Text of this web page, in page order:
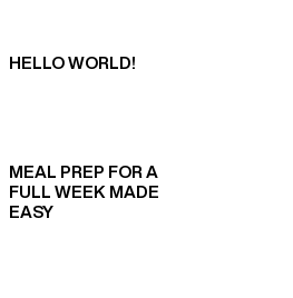
HELLO WORLD!
MEAL PREP FOR A
FULL WEEK MADE
EASY